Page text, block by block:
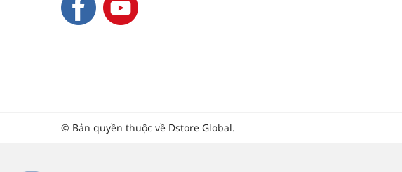
© Bản quyền thuộc về Dstore Global.